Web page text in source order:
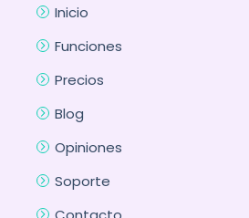
Inicio
Funciones
Precios
Blog
Opiniones
Soporte